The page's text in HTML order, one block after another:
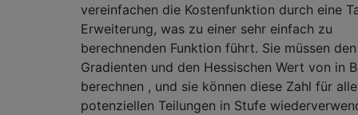
vereinfachen die Kostenfunktion durch eine
Erweiterung, was zu einer sehr einfach zu
berechnenden Funktion führt. Sie müssen den
Gradienten und den Hessischen Wert von in
berechnen , und sie können diese Zahl für alle
potenziellen Teilungen in Stufe